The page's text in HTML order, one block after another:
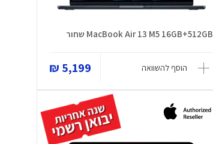
MacBook Air 13 M5 16GB+512GB שחור
הוסף להשוואה 5,199 ₪